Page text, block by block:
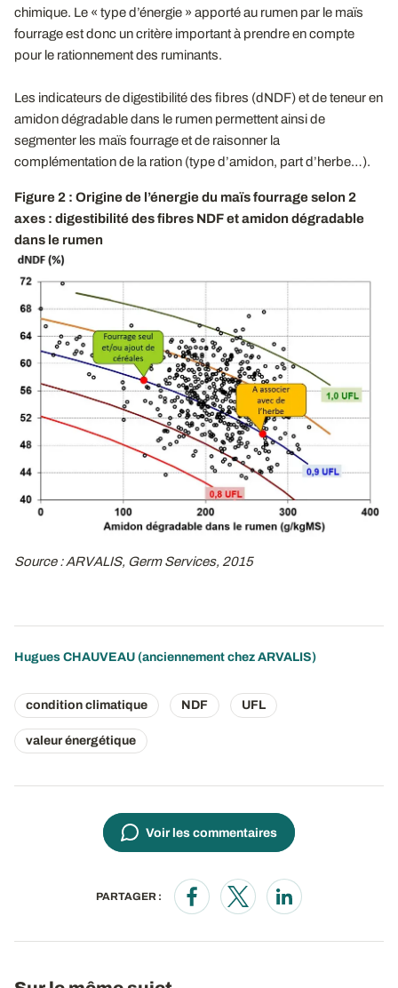
chimique. Le « type d’énergie » apporté au rumen par le maïs
fourrage est donc un critère important à prendre en compte
pour le rationnement des ruminants.
Les indicateurs de digestibilité des fibres (dNDF) et de teneur en
amidon dégradable dans le rumen permettent ainsi de
segmenter les maïs fourrage et de raisonner la
complémentation de la ration (type d’amidon, part d’herbe…).
Figure 2 : Origine de l’énergie du maïs fourrage selon 2
axes : digestibilité des fibres NDF et amidon dégradable
dans le rumen
Source : ARVALIS, Germ Services, 2015
Hugues CHAUVEAU (anciennement chez ARVALIS)
condition climatique NDF UFL
valeur énergétique
Voir les commentaires
PARTAGER :
Opens in a new window
Opens in a new window
Opens in a new